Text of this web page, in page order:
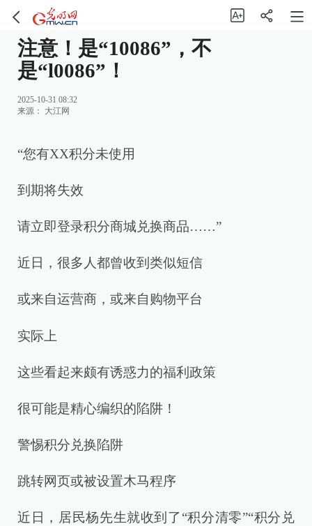
注意！是“10086”，不
是“l0086”！
2025-10-31 08:32
来源： 大江网
“您有XX积分未使用
到期将失效
请立即登录积分商城兑换商品……”
近日，很多人都曾收到类似短信
或来自运营商，或来自购物平台
实际上
这些看起来颇有诱惑力的福利政策
很可能是精心编织的陷阱！
警惕积分兑换陷阱
跳转网页或被设置木马程序
近日，居民杨先生就收到了“积分清零”“积分兑